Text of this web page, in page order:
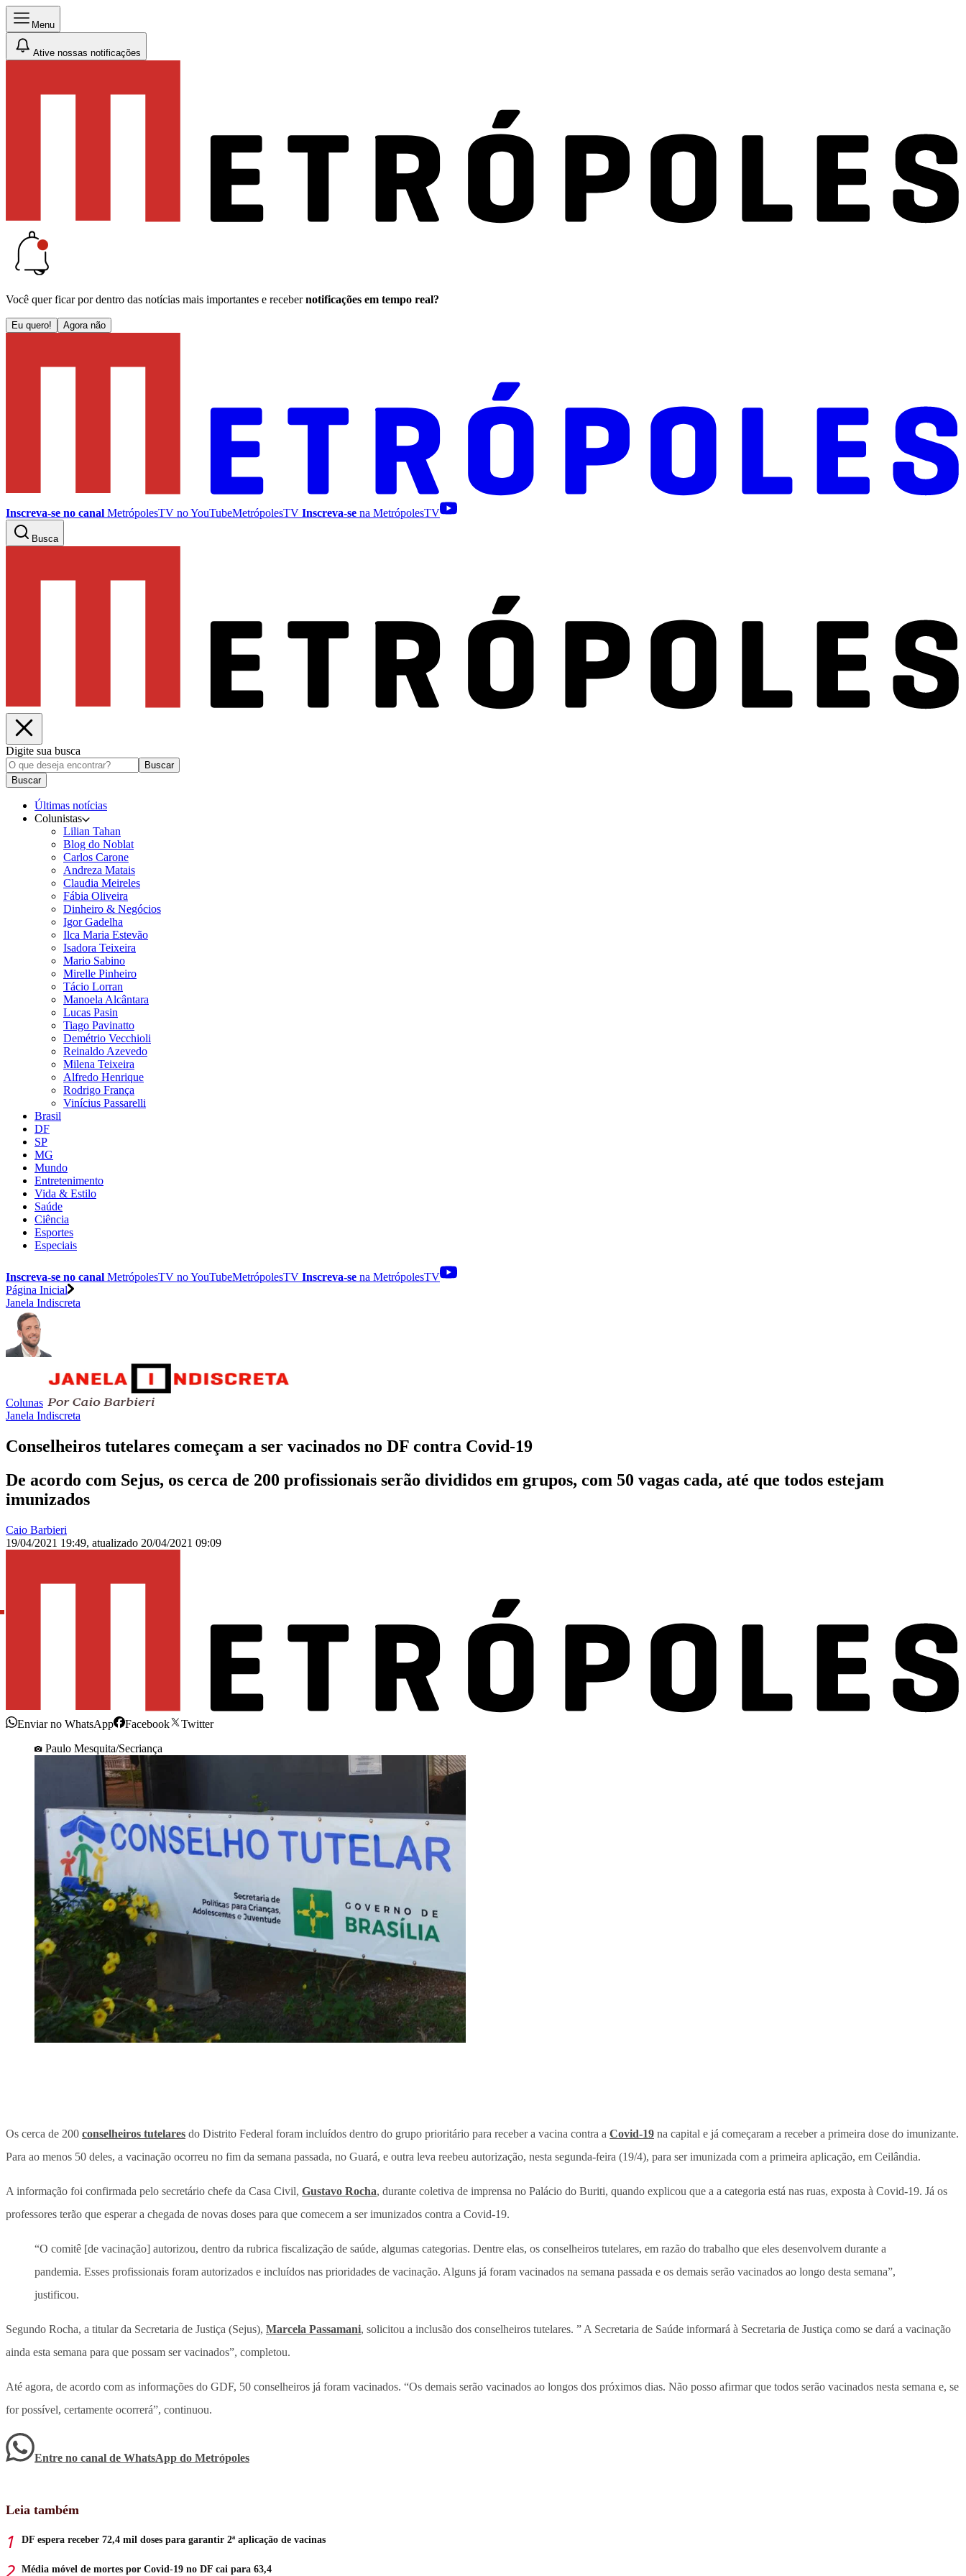
Menu
Ative nossas notificações
Você quer ficar por dentro das notícias mais importantes e receber notificações em tempo real?
Eu quero! Agora não
Inscreva-se no canal MetrópolesTV noYouTubeMetrópolesTV Inscreva-se na MetrópolesTV
Busca
Digite sua busca
Buscar
Buscar
Últimas notícias
Colunistas
Lilian Tahan
Blog do Noblat
Carlos Carone
Andreza Matais
Claudia Meireles
Fábia Oliveira
Dinheiro & Negócios
Igor Gadelha
Ilca Maria Estevão
Isadora Teixeira
Mario Sabino
Mirelle Pinheiro
Tácio Lorran
Manoela Alcântara
Lucas Pasin
Tiago Pavinatto
Demétrio Vecchioli
Reinaldo Azevedo
Milena Teixeira
Alfredo Henrique
Rodrigo França
Vinícius Passarelli
Brasil
DF
SP
MG
Mundo
Entretenimento
Vida & Estilo
Saúde
Ciência
Esportes
Especiais
Inscreva-se no canal MetrópolesTV noYouTubeMetrópolesTV Inscreva-se na MetrópolesTV
Página Inicial
Janela Indiscreta
Colunas
Janela Indiscreta
Conselheiros tutelares começam a ser vacinados no DF contra Covid-19
De acordo com Sejus, os cerca de 200 profissionais serão divididos em grupos, com 50 vagas cada, até que todos estejam
imunizados
Caio Barbieri
19/04/2021 19:49, atualizado 20/04/2021 09:09
Enviar no WhatsApp Facebook
Twitter
Paulo Mesquita/Secriança
Os cerca de 200 conselheiros tutelares do Distrito Federal foram incluídos dentro do grupo prioritário para receber a vacina contra a Covid-19 na capital e já começaram a receber a primeira dose do imunizante.
Para ao menos 50 deles, a vacinação ocorreu no fim da semana passada, no Guará, e outra leva reebeu autorização, nesta segunda-feira (19/4), para ser imunizada com a primeira aplicação, em Ceilândia.
A informação foi confirmada pelo secretário chefe da Casa Civil, Gustavo Rocha, durante coletiva de imprensa no Palácio do Buriti, quando explicou que a a categoria está nas ruas, exposta à Covid-19. Já os
professores terão que esperar a chegada de novas doses para que comecem a ser imunizados contra a Covid-19.
“O comitê [de vacinação] autorizou, dentro da rubrica fiscalização de saúde, algumas categorias. Dentre elas, os conselheiros tutelares, em razão do trabalho que eles desenvolvem durante a
pandemia. Esses profissionais foram autorizados e incluídos nas prioridades de vacinação. Alguns já foram vacinados na semana passada e os demais serão vacinados ao longo desta semana”,
justificou.
Segundo Rocha, a titular da Secretaria de Justiça (Sejus), Marcela Passamani, solicitou a inclusão dos conselheiros tutelares. ” A Secretaria de Saúde informará à Secretaria de Justiça como se dará a vacinação
ainda esta semana para que possam ser vacinados”, completou.
Até agora, de acordo com as informações do GDF, 50 conselheiros já foram vacinados. “Os demais serão vacinados ao longos dos próximos dias. Não posso afirmar que todos serão vacinados nesta semana e, se
for possível, certamente ocorrerá”, continuou.
Entre no canal de WhatsApp do Metrópoles
Leia também
DF espera receber 72,4 mil doses para garantir 2ª aplicação de vacinas
Média móvel de mortes por Covid-19 no DF cai para 63,4